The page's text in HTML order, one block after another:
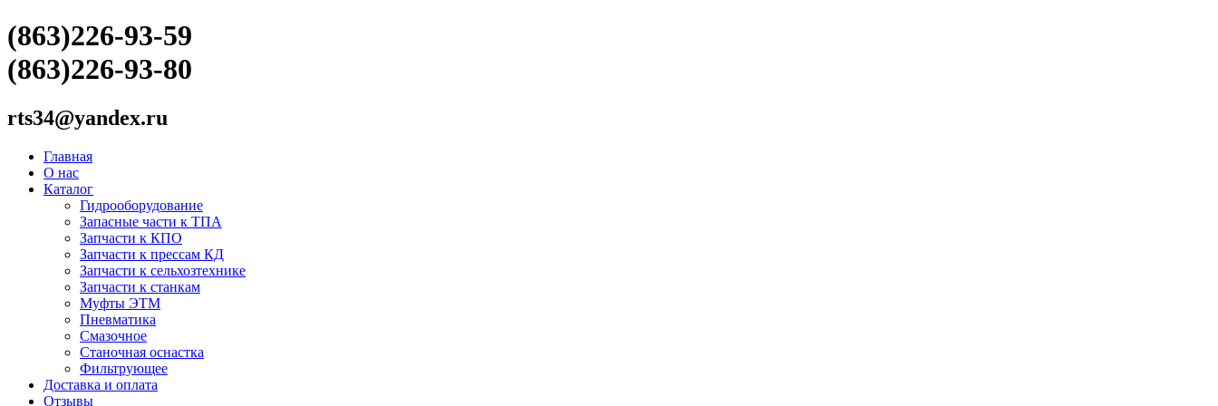
(863)226-93-59
(863)226-93-80
rts34@yandex.ru
Главная
О нас
Каталог
Гидрооборудование
Запасные части к ТПА
Запчасти к КПО
Запчасти к прессам КД
Запчасти к сельхозтехнике
Запчасти к станкам
Муфты ЭТМ
Пневматика
Смазочное
Станочная оснастка
Фильтрующее
Доставка и оплата
Отзывы